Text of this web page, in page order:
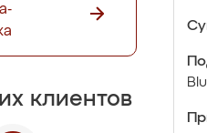
клиентов